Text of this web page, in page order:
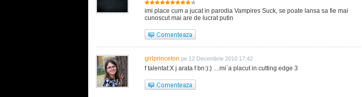
imi place cum a jucat in parodia Vampires Suck, se poate lansa sa fie mai
cunoscut mai are de lucrat putin
girlprinceton pe 12 Decembrie 2010 17:42
f talentat:X j arata f bn:):) ....mi`a placut in cutting edge 3